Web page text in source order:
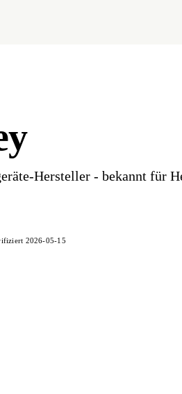
Hersteller - bekannt für
2026-05-15